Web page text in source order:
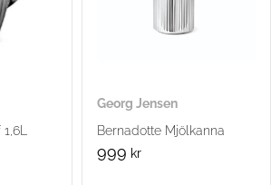
Georg Jensen
Bernadotte Mjölkanna
999 kr